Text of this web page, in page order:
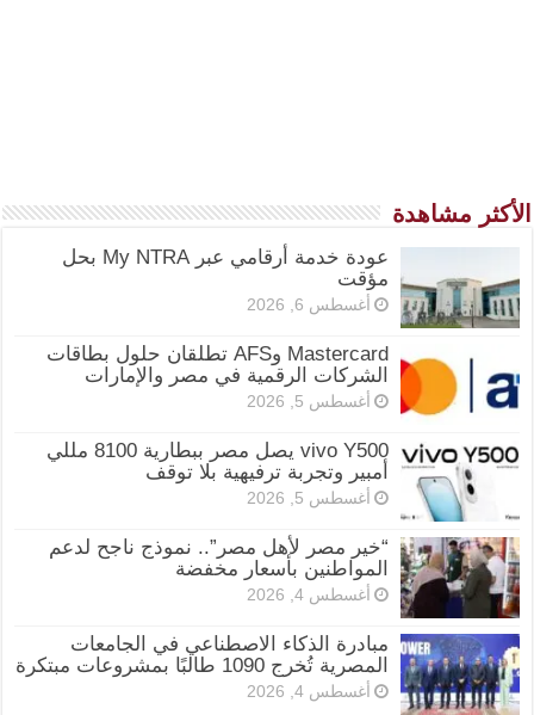
الأكثر مشاهدة
عودة خدمة أرقامي عبر My NTRA بحل
مؤقت
أغسطس 6, 2026
Mastercard وAFS تطلقان حلول بطاقات
الشركات الرقمية في مصر والإمارات
أغسطس 5, 2026
vivo Y500 يصل مصر ببطارية 8100 مللي
أمبير وتجربة ترفيهية بلا توقف
أغسطس 5, 2026
“خير مصر لأهل مصر”.. نموذج ناجح لدعم
المواطنين بأسعار مخفضة
أغسطس 4, 2026
مبادرة الذكاء الاصطناعي في الجامعات
المصرية تُخرج 1090 طالبًا بمشروعات مبتكرة
أغسطس 4, 2026